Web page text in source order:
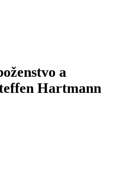
a
Hartmann